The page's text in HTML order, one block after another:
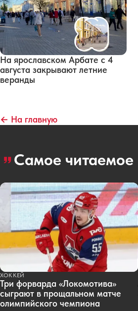
На ярославском Арбате с 4
августа закрывают летние
веранды
← На главную
Самое читаемое
ХОККЕЙ
Три форварда «Локомотива»
сыграют в прощальном матче
олимпийского чемпиона